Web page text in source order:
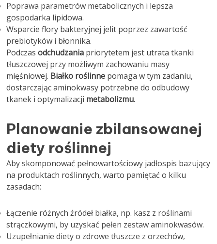
Poprawa parametrów metabolicznych i lepsza
gospodarka lipidowa.
Wsparcie flory bakteryjnej jelit poprzez zawartość
prebiotyków i błonnika.
Podczasodchudzania priorytetem jest utrata tkanki
tłuszczowej przy możliwym zachowaniu masy
mięśniowej. Białko roślinne pomaga w tym zadaniu,
dostarczając aminokwasy potrzebne do odbudowy
tkanek i optymalizacji metabolizmu.
Planowanie zbilansowanej
diety roślinnej
Aby skomponować pełnowartościowy jadłospis bazujący
na produktach roślinnych, warto pamiętać o kilku
zasadach:
Łączenie różnych źródeł białka, np. kasz z roślinami
strączkowymi, by uzyskać pełen zestaw aminokwasów.
Uzupełnianie diety o zdrowe tłuszcze z orzechów,